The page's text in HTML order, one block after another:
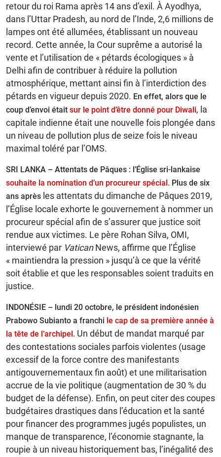
retour du roi Rama après 14 ans d’exil. À Ayodhya,
dans l’Uttar Pradesh, au nord de l’Inde, 2,6 millions de
lampes ont été allumées, établissant un nouveau
record. Cette année, la Cour suprême a autorisé la
vente et l’utilisation de « pétards écologiques » à
Delhi afin de contribuer à réduire la pollution
atmosphérique, mettant ainsi fin à l’interdiction des
pétards en vigueur depuis 2020. En effet, alors que le
coup d’envoi était sur le point d’être donné pour Diwali, la
capitale indienne était une nouvelle fois plongée dans
un niveau de pollution plus de seize fois le niveau
maximal toléré par l’OMS.
SRI LANKA – Attentats de Pâques : l’Église sri-lankaise
souhaite la nomination d’un procureur spécial. Plus de six
ans après les attentats du dimanche de Pâques 2019,
l’Église locale exhorte le gouvernement à nommer un
procureur spécial afin de s’assurer que justice soit
rendue aux victimes. Le père Rohan Silva, OMI,
interviewé par VaticanNews, affirme que l’Église
« maintiendra la pression » jusqu’à ce que la vérité
soit établie et que les responsables soient traduits en
justice.
INDONÉSIE – lundi 20 octobre, le président indonésien
Prabowo Subianto a franchi le cap de sa première année à
la tête de l’archipel. Un début de mandat marqué par
des contestations sociales parfois violentes (usage
excessif de la force contre des manifestants
antigouvernementaux fin août) et une militarisation
accrue de la vie politique (augmentation de 30 % du
budget de la défense). Enfin, on peut citer des coupes
budgétaires drastiques dans l’éducation et la santé
pour financer des programmes jugés populistes, un
manque de transparence, l’économie stagnante, la
roupie à un niveau historiquement bas, l’inégalité des